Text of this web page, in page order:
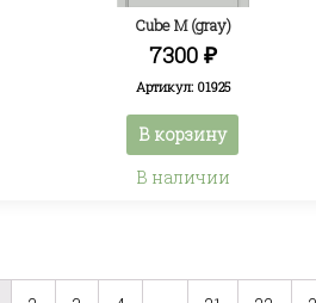
Cube M (gray)
7300 ₽
Артикул: 01925
В корзину
В наличии